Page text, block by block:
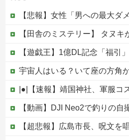
【悲報】女性「男への最大ダメージ
【田舎のミステリー】 タヌキが人
【遊戯王】1億DL記念「福引
宇宙人はいる？いて座の方角から72秒間捉えた強い電波
|●|【速報】靖国神社、軍服コ
【動画】DJI Neo2で釣りの自撮りをし
【超悲報】広島市長、呪文を唱えて日本人をゾ